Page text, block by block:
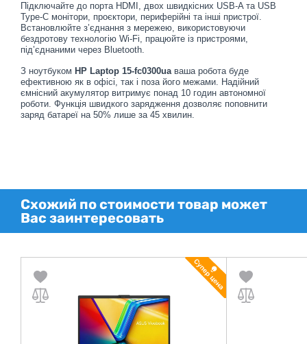
Підключайте до порта HDMI, двох швидкісних USB-A та USB
Type-C монітори, проєктори, периферійні та інші пристрої.
Встановлюйте з’єднання з мережею, використовуючи
бездротову технологію Wi-Fi, працюйте із пристроями,
під’єднаними через Bluetooth.
З ноутбуком HP Laptop 15-fc0300uaваша робота буде
ефективною як в офісі, так і поза його межами. Надійний
ємнісний акумулятор витримує понад 10 годин автономної
роботи. Функція швидкого зарядження дозволяє поповнити
заряд батареї на 50% лише за 45 хвилин.
Схожий по стоимости товар может
Вас заинтересовать